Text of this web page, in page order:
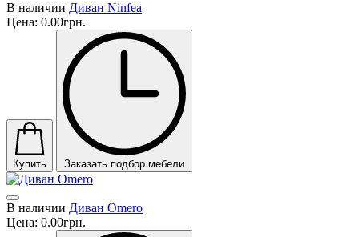
В наличии Диван Ninfea
Цена: 0.00грн.
Купить Заказать подбор мебели
В наличии Диван Omero
Цена: 0.00грн.